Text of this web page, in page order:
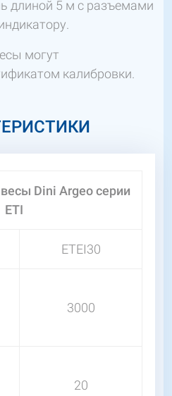
длиной 5 м с разъемами
могут
калибровки.
Dini Argeo серии
ETI
ETEI30
3000
20